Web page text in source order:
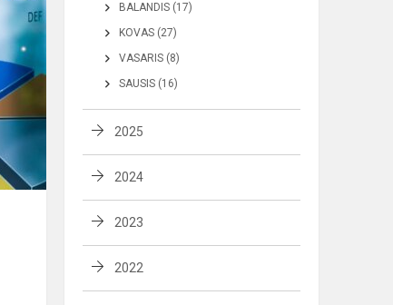
BALANDIS (17)
KOVAS (27)
VASARIS (8)
SAUSIS (16)
2025
2024
2023
2022